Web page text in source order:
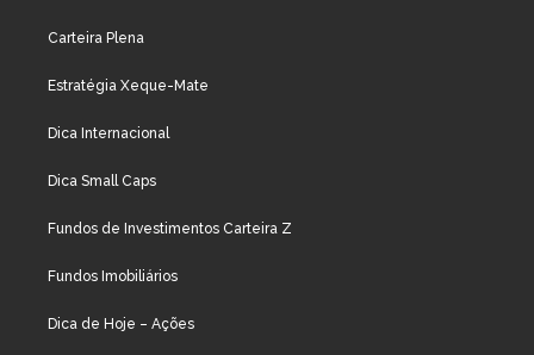
Carteira Plena
Estratégia Xeque-Mate
Dica Internacional
Dica Small Caps
Fundos de Investimentos Carteira Z
Fundos Imobiliários
Dica de Hoje – Ações